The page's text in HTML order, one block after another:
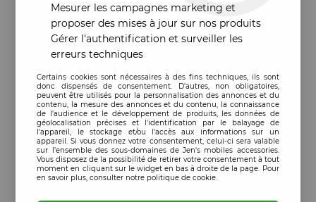
Mesurer les campagnes marketing et
proposer des mises à jour sur nos produits
Gérer l'authentification et surveiller les
erreurs techniques
Certains cookies sont nécessaires à des fins techniques, ils sont
donc dispensés de consentement. D'autres, non obligatoires,
peuvent être utilisés pour la personnalisation des annonces et du
contenu, la mesure des annonces et du contenu, la connaissance
de l'audience et le développement de produits, les données de
géolocalisation précises et l'identification par le balayage de
l'appareil, le stockage et/ou l'accès aux informations sur un
appareil. Si vous donnez votre consentement, celui-ci sera valable
sur l’ensemble des sous-domaines de Jen's mobiles accessories.
Vous disposez de la possibilité de retirer votre consentement à tout
moment en cliquant sur le widget en bas à droite de la page. Pour
en savoir plus, consulter notre politique de cookie.